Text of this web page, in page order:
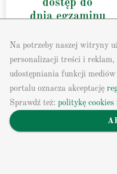
dostęp do
dnia egzaminu
TESTY
Kurs Video
Najtrudniejsze
dostęp: 2026-09-26
599,00 zł
Na potrzeby naszej witryny
personalizacji treści i
udostępniania funkcji
portalu oznacza akceptację
Sprawdź też: politykę cookies